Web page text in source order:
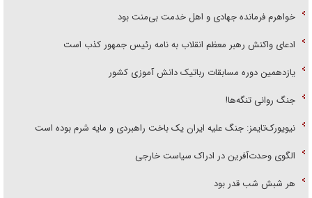
خواهرم فرمانده جهادی و اهل خدمت بی‌منت بود
ادعای واکنش رهبر معظم انقلاب به نامه رئیس جمهور کذب است
یازدهمین دوره مسابقات رباتیک دانش آموزی کشور
جنگ روانی تنگه‌ها!
نیویورک‌تایمز: جنگ علیه ایران یک باخت راهبردی و مایه شرم بوده است
الگوی وحدت‌آفرین در ادراک سیاست خارجی
هر شبش شب قدر بود